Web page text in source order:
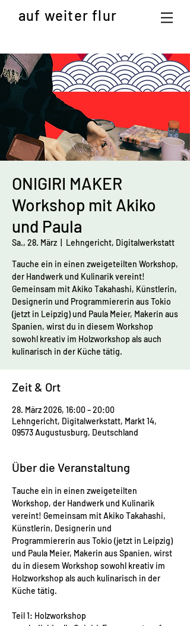
auf weiter flur
ONIGIRI MAKER
Workshop mit Akiko
und Paula
Sa., 28. März Lehngericht, Digitalwerkstatt
Tauche ein in einen zweigeteilten Workshop,
der Handwerk und Kulinarik vereint!
Gemeinsam mit Akiko Takahashi, Künstlerin,
Designerin und Programmiererin aus Tokio
(jetzt in Leipzig) und Paula Meier, Makerin aus
Spanien, wirst du in diesem Workshop
sowohl kreativ im Holzworkshop als auch
kulinarisch in der Küche tätig.
Zeit & Ort
28. März 2026, 16:00 – 20:00
Lehngericht, Digitalwerkstatt, Markt 14,
09573 Augustusburg, Deutschland
Über die Veranstaltung
Tauche ein in einen zweigeteilten
Workshop, der Handwerk und Kulinarik
vereint! Gemeinsam mit Akiko Takahashi,
Künstlerin, Designerin und
Programmiererin aus Tokio (jetzt in Leipzig)
und Paula Meier, Makerin aus Spanien, wirst
du in diesem Workshop sowohl kreativ im
Holzworkshop als auch kulinarisch in der
Küche tätig.
Teil 1: Holzworkshop